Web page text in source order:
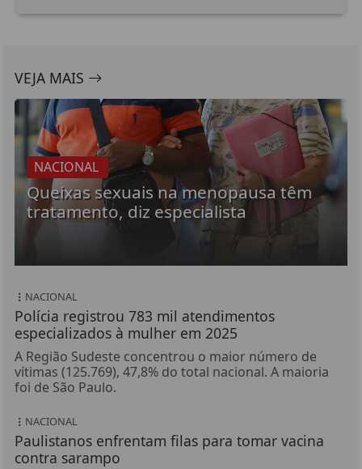
VEJA MAIS
NACIONAL
Queixas sexuais na menopausa têm
tratamento, diz especialista
NACIONAL
Polícia registrou 783 mil atendimentos
especializados à mulher em 2025
A Região Sudeste concentrou o maior número de
vítimas (125.769), 47,8% do total nacional. A maioria
foi de São Paulo.
NACIONAL
Paulistanos enfrentam filas para tomar vacina
contra sarampo